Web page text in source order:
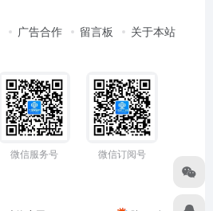
广告合作 留言板 关于本站
微信服务号 微信订阅号